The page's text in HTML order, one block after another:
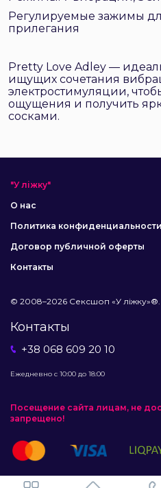
Регулируемые зажимы
прилегания
Pretty Love Adley —
ищущих сочетания
электростимуляции,
ощущения и получить
сосками.
"У ліжку"
О нас
Политика конфиденциальности
Договор публичной оферты
Контакты
© 2008–2026 Сексшоп «У
Контакты
+38 068 609 20 10
Ежедневно с 10:00 до 18:00
Посещение сайта лицам, не
запрещено!